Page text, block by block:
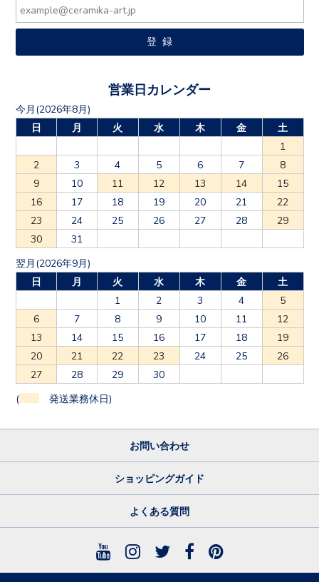
営業日カレンダー
今月(2026年8月)
日
月 火 水 木 金
土
1
2
3 4 5 6 7
8
9
10 11 12 13 14
15
16
17 18 19 20 21
22
23
24 25 26 27 28
29
30
31
翌月(2026年9月)
日
月 火 水 木 金
土
1
2 3 4
5
6
7 8 9 10 11
12
13
14 15 16 17 18
19
20
21 22 23 24 25
26
27
28 29 30
( 発送業務休日)
お問い合わせ
ショッピングガイド
よくある質問